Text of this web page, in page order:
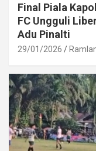
Final Piala
FC Ungguli
Adu Pinalti
29/01/2026